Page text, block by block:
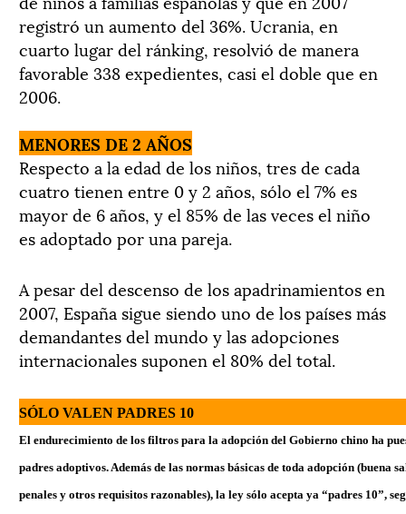
registró un aumento del 36%. Ucrania, en
cuarto lugar del ránking, resolvió de manera
favorable 338 expedientes, casi el doble que en
2006.
MENORES DE 2 AÑOS
Respecto a la edad de los niños, tres de cada
cuatro tienen entre 0 y 2 años, sólo el 7% es
mayor de 6 años, y el 85% de las veces el niño
es adoptado por una pareja.
A pesar del descenso de los apadrinamientos en
2007, España sigue siendo uno de los países más
demandantes del mundo y las adopciones
internacionales suponen el 80% del total.
SÓLO VALEN PADRES 10
El endurecimiento de los filtros para la adopción del Gobierno chino ha
padres adoptivos. Además de las normas básicas de toda adopción (buena
penales y otros requisitos razonables), la ley sólo acepta ya “padres 10”,